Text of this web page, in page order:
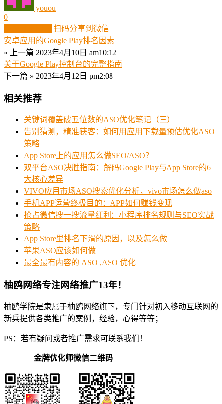
youou
0
扫码分享到微信
安卓应用的Google Play排名因素
« 上一篇 2023年4月10日 am10:12
关于Google Play控制台的完整指南
下一篇 » 2023年4月12日 pm2:08
相关推荐
关键词覆盖破五位数的ASO优化笔记（三）
告别猜测，精准获客：如何用应用下载量预估优化ASO
策略
App Store上的应用怎么做SEO/ASO？
双平台ASO决胜指南：解码Google Play与App Store的6
大核心差异
VIVO应用市场ASO搜索优化分析，vivo市场怎么做aso
手机APP运营终极目的：APP如何赚钱变现
抢占微信搜一搜流量红利：小程序排名规则与SEO实战
策略
App Store里排名下滑的原因，以及怎么做
苹果ASO应该如何做
最全最有内容的 ASO ,ASO 优化
柚鸥网络专注网络推广13年！
柚鸥学院是隶属于柚鸥网络旗下，专门针对初入移动互联网的
新兵提供各类推广的案例，经验，心得等等；
PS：若有疑问或者推广需求可联系我们！
金牌优化师微信二维码